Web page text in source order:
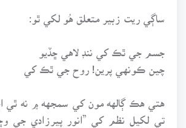
ساڳي ريت زبير متعلق هُو لکي ٿو:
جسم جي ٿڪ کي ننڊ لاهي ڇڏيو
چين ڪونهي پرين! روح جي ٿڪ کي
هتي هڪ ڳالهه مون کي سمجهه ۾ نه ٿي
تي لکيل نظم کي ”انور پيرزادي جي